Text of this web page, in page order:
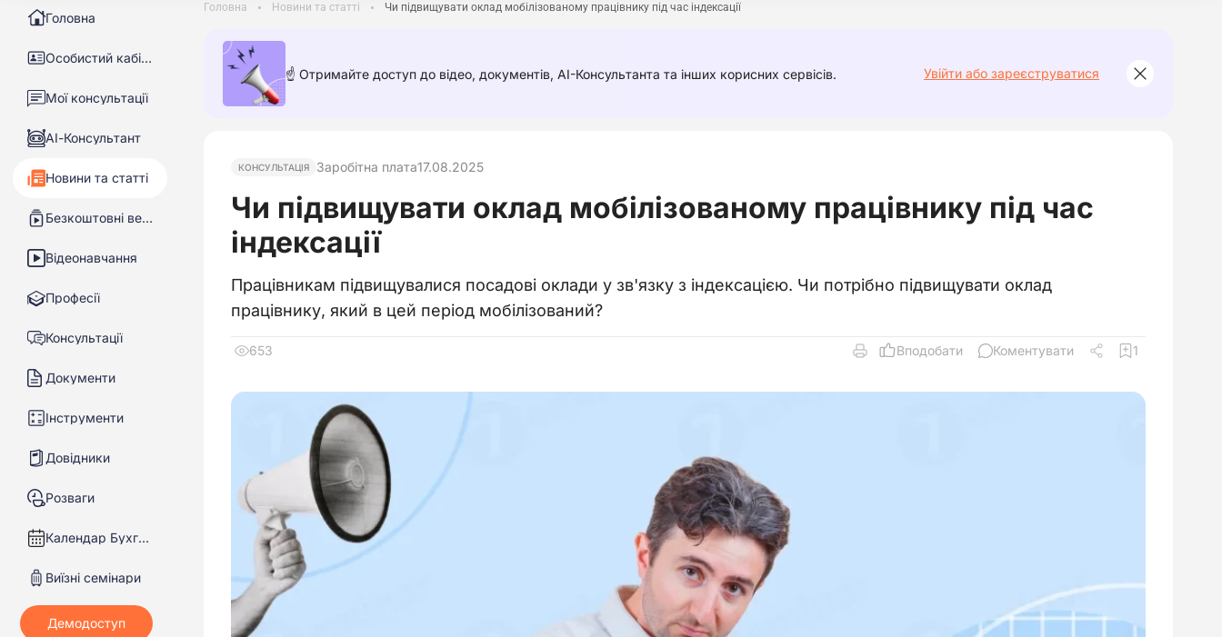
Головна
Особистий кабінет
Мої консультації
АІ-Консультант
Новини та статті
Безкоштовні вебінари
Відеонавчання
Професії
Консультації
Документи
Інструменти
Довідники
Розваги
Календар Бухгалтера
Виїзні семінари
Головна Новини та статті Чи підвищувати оклад мобілізованому працівнику під час індексації
☝️ Отримайте доступ до відео, документів, AI-Консультанта та інших корисних сервісів. Увійти або зареєструватися
КОНСУЛЬТАЦІЯ Заробітна плата17.08.2025
Чи підвищувати оклад мобілізованому працівнику під час
індексації
Працівникам підвищувалися посадові оклади у зв'язку з індексацією. Чи потрібно підвищувати оклад
працівнику, який в цей період мобілізований?
653 Вподобати Коментувати 1